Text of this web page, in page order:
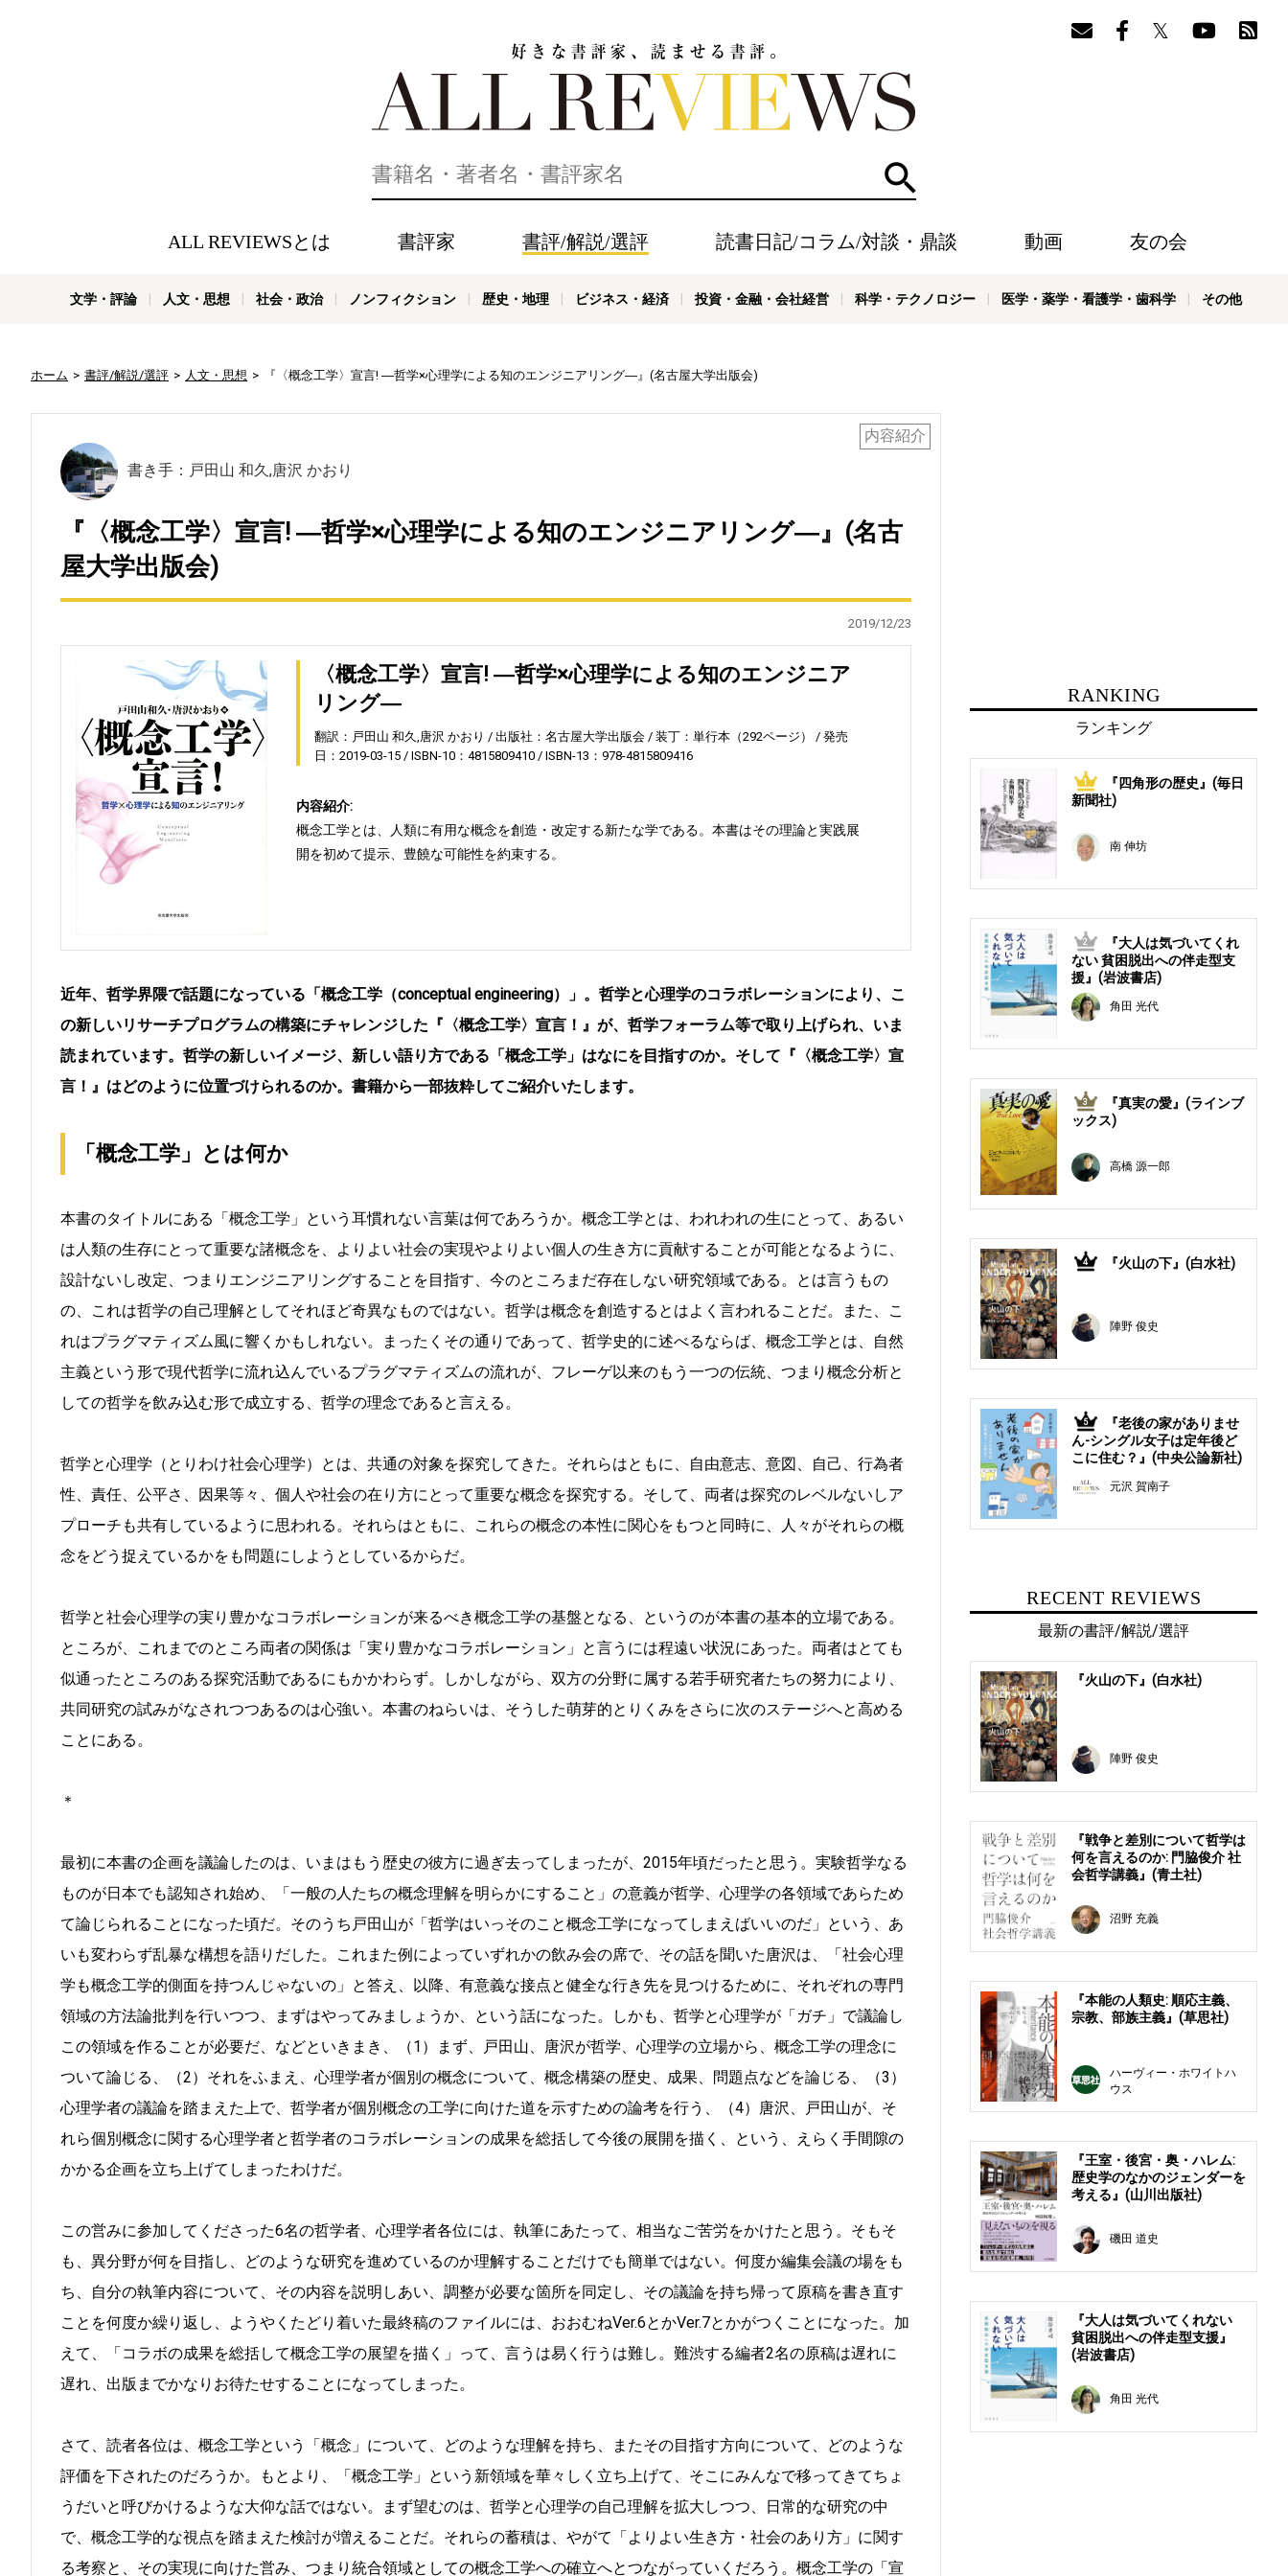
検索
ALL REVIEWSとは 書評家 書評/解説/選評 読書日記/コラム/対談・鼎談 動画 友の会
文学・評論 人文・思想 社会・政治 ノンフィクション 歴史・地理 ビジネス・経済 投資・金融・会社経営 科学・テクノロジー 医学・薬学・看護学・歯科学 その他
ホーム 書評/解説/選評 人文・思想 『〈概念工学〉宣言! ―哲学×心理学による知のエンジニアリング―』(名古屋大学出版会)
内容紹介
書き手：戸田山 和久,唐沢 かおり
『〈概念工学〉宣言! ―哲学×心理学による知のエンジニアリング―』(名古
屋大学出版会)
2019/12/23
〈概念工学〉宣言! ―哲学×心理学による知のエンジニア
リング―
翻訳：戸田山 和久,唐沢 かおり 出版社：名古屋大学出版会 装丁：単行本（292ページ）
発売
日：2019-03-15
ISBN-10：4815809410 ISBN-13：978-4815809416
内容紹介:
概念工学とは、人類に有用な概念を創造・改定する新たな学である。本書はその理論と実践展
開を初めて提示、豊饒な可能性を約束する。
近年、哲学界隈で話題になっている「概念工学（conceptual engineering）」。哲学と心理学のコラボレーションにより、こ
の新しいリサーチプログラムの構築にチャレンジした『〈概念工学〉宣言！』が、哲学フォーラム等で取り上げられ、いま
読まれています。哲学の新しいイメージ、新しい語り方である「概念工学」はなにを目指すのか。そして『〈概念工学〉宣
言！』はどのように位置づけられるのか。書籍から一部抜粋してご紹介いたします。
「概念工学」とは何か
本書のタイトルにある「概念工学」という耳慣れない言葉は何であろうか。概念工学とは、われわれの生にとって、あるい
は人類の生存にとって重要な諸概念を、よりよい社会の実現やよりよい個人の生き方に貢献することが可能となるように、
設計ないし改定、つまりエンジニアリングすることを目指す、今のところまだ存在しない研究領域である。とは言うもの
の、これは哲学の自己理解としてそれほど奇異なものではない。哲学は概念を創造するとはよく言われることだ。また、こ
れはプラグマティズム風に響くかもしれない。まったくその通りであって、哲学史的に述べるならば、概念工学とは、自然
主義という形で現代哲学に流れ込んでいるプラグマティズムの流れが、フレーゲ以来のもう一つの伝統、つまり概念分析と
しての哲学を飲み込む形で成立する、哲学の理念であると言える。
哲学と心理学（とりわけ社会心理学）とは、共通の対象を探究してきた。それらはともに、自由意志、意図、自己、行為者
性、責任、公平さ、因果等々、個人や社会の在り方にとって重要な概念を探究する。そして、両者は探究のレベルないしア
プローチも共有しているように思われる。それらはともに、これらの概念の本性に関心をもつと同時に、人々がそれらの概
念をどう捉えているかをも問題にしようとしているからだ。
哲学と社会心理学の実り豊かなコラボレーションが来るべき概念工学の基盤となる、というのが本書の基本的立場である。
ところが、これまでのところ両者の関係は「実り豊かなコラボレーション」と言うには程遠い状況にあった。両者はとても
似通ったところのある探究活動であるにもかかわらず。しかしながら、双方の分野に属する若手研究者たちの努力により、
共同研究の試みがなされつつあるのは心強い。本書のねらいは、そうした萌芽的とりくみをさらに次のステージへと高める
ことにある。
＊
最初に本書の企画を議論したのは、いまはもう歴史の彼方に過ぎ去ってしまったが、2015年頃だったと思う。実験哲学なる
ものが日本でも認知され始め、「一般の人たちの概念理解を明らかにすること」の意義が哲学、心理学の各領域であらため
て論じられることになった頃だ。そのうち戸田山が「哲学はいっそのこと概念工学になってしまえばいいのだ」という、あ
いも変わらず乱暴な構想を語りだした。これまた例によっていずれかの飲み会の席で、その話を聞いた唐沢は、「社会心理
学も概念工学的側面を持つんじゃないの」と答え、以降、有意義な接点と健全な行き先を見つけるために、それぞれの専門
領域の方法論批判を行いつつ、まずはやってみましょうか、という話になった。しかも、哲学と心理学が「ガチ」で議論し
この領域を作ることが必要だ、などといきまき、（1）まず、戸田山、唐沢が哲学、心理学の立場から、概念工学の理念に
ついて論じる、（2）それをふまえ、心理学者が個別の概念について、概念構築の歴史、成果、問題点などを論じる、（3）
心理学者の議論を踏まえた上で、哲学者が個別概念の工学に向けた道を示すための論考を行う、（4）唐沢、戸田山が、そ
れら個別概念に関する心理学者と哲学者のコラボレーションの成果を総括して今後の展開を描く、という、えらく手間隙の
かかる企画を立ち上げてしまったわけだ。
この営みに参加してくださった6名の哲学者、心理学者各位には、執筆にあたって、相当なご苦労をかけたと思う。そもそ
も、異分野が何を目指し、どのような研究を進めているのか理解することだけでも簡単ではない。何度か編集会議の場をも
ち、自分の執筆内容について、その内容を説明しあい、調整が必要な箇所を同定し、その議論を持ち帰って原稿を書き直す
ことを何度か繰り返し、ようやくたどり着いた最終稿のファイルには、おおむねVer.6とかVer.7とかがつくことになった。加
えて、「コラボの成果を総括して概念工学の展望を描く」って、言うは易く行うは難し。難渋する編者2名の原稿は遅れに
遅れ、出版までかなりお待たせすることになってしまった。
さて、読者各位は、概念工学という「概念」について、どのような理解を持ち、またその目指す方向について、どのような
評価を下されたのだろうか。もとより、「概念工学」という新領域を華々しく立ち上げて、そこにみんなで移ってきてちょ
うだいと呼びかけるような大仰な話ではない。まず望むのは、哲学と心理学の自己理解を拡大しつつ、日常的な研究の中
で、概念工学的な視点を踏まえた検討が増えることだ。それらの蓄積は、やがて「よりよい生き方・社会のあり方」に関す
る考察と、その実現に向けた営み、つまり統合領域としての概念工学への確立へとつながっていくだろう。概念工学の「宣
RANKING
ランキング
1
『四角形の歴史』(毎日
新聞社)
南 伸坊
2
『大人は気づいてくれ
ない 貧困脱出への伴走型支
援』(岩波書店)
角田 光代
3
『真実の愛』(ラインブ
ックス)
高橋 源一郎
4 『火山の下』(白水社)
陣野 俊史
5
『老後の家がありませ
ん-シングル女子は定年後ど
こに住む？』(中央公論新社)
元沢 賀南子
RECENT REVIEWS
最新の書評/解説/選評
『火山の下』(白水社)
陣野 俊史
『戦争と差別について哲学は
何を言えるのか: 門脇俊介 社
会哲学講義』(青土社)
沼野 充義
『本能の人類史: 順応主義、
宗教、部族主義』(草思社)
ハーヴィー・ホワイトハ
ウス
『王室・後宮・奥・ハレム:
歴史学のなかのジェンダーを
考える』(山川出版社)
磯田 道史
『大人は気づいてくれない
貧困脱出への伴走型支援』
(岩波書店)
角田 光代